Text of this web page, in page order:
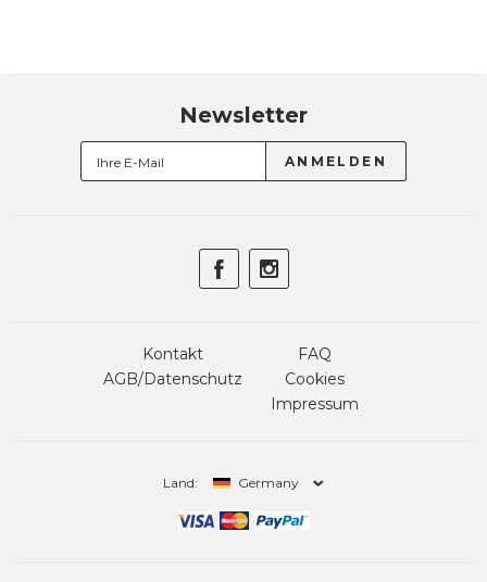
Newsletter
Kontakt
AGB/Datenschutz
FAQ
Cookies
Impressum
Land: Germany